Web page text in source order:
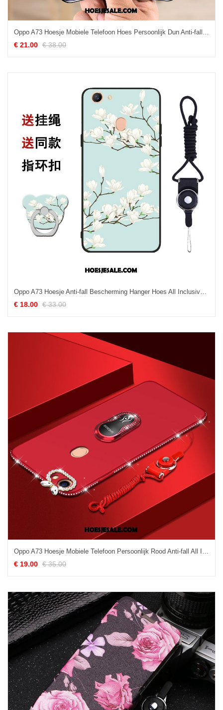
Oppo A73 Hoesje Mobiele Telefoon Hoes Persoonlijk Dun Anti-fall Korting
€ 21.00 € 38.00
Oppo A73 Hoesje Anti-fall Bescherming Hanger Hoes All Inclusive Sale
€ 18.00 € 33.00
Oppo A73 Hoesje Mobiele Telefoon Persoonlijk Rood Anti-fall All Inclusive Kopen
€ 19.00 € 35.00